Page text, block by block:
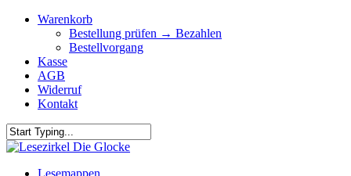
Skip
content
Warenkorb
Bestellung prüfen → Bezahlen
Bestellvorgang
Kasse
AGB
Widerruf
Kontakt
Close
search
Menu
Lesemappen